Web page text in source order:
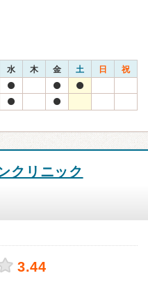
水 木 金 土 日 祝
クリニック
3.44